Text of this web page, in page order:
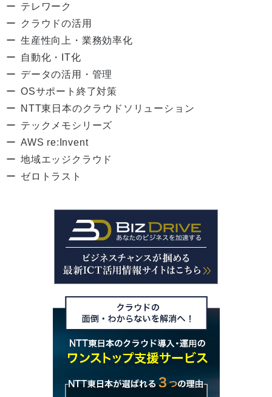
テレワーク
クラウドの活用
生産性向上・業務効率化
自動化・IT化
データの活用・管理
OSサポート終了対策
NTT東日本のクラウドソリューション
テックメモシリーズ
AWS re:Invent
地域エッジクラウド
ゼロトラスト